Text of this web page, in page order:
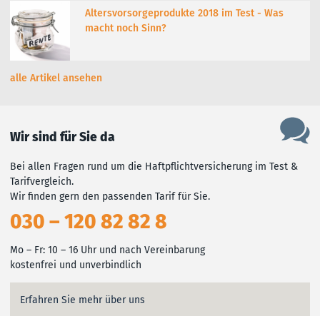
Altersvorsorgeprodukte 2018 im Test - Was
macht noch Sinn?
alle Artikel ansehen
Wir sind für Sie da
Bei allen Fragen rund um die Haftpflichtversicherung im Test &
Tarifvergleich.
Wir finden gern den passenden Tarif für Sie.
030 – 120 82 82 8
Mo – Fr: 10 – 16 Uhr und nach Vereinbarung
kostenfrei und unverbindlich
Erfahren Sie mehr über uns